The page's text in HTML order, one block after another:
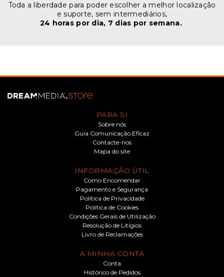
Toda a liberdade para poder escolher a melhor localização
e suporte, sem intermediários,
24 horas por dia, 7 dias por semana.
PARA SI
Sobre nós
Guia Comunicação Eficaz
Contacte-nos
Mapa do site
INFORMAÇÃO ÚTIL
Como Encomendar
Pagamento e Segurança
Política de Privacidade
Política de Cookies
Condições Gerais de Utilização
Resolução de Litígios
Livro de Reclamações
A MINHA CONTA
Conta
Histórico de Pedidos